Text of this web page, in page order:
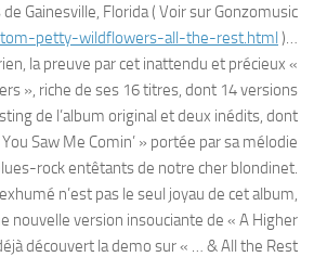
Gainesville, Florida ( Voir sur Gonzomusic
petty-wildflowers-all-the-rest.html )…
la preuve par cet inattendu et précieux «
», riche de ses 16 titres, dont 14 versions
de l’album original et deux inédits, dont
Saw Me Comin’ » portée par sa mélodie
rock entêtants de notre cher blondinet.
n’est pas le seul joyau de cet album,
nouvelle version insouciante de « A Higher
découvert la demo sur « … & All the Rest